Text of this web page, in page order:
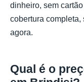
dinheiro, sem
cobertura
agora.
Qual é o